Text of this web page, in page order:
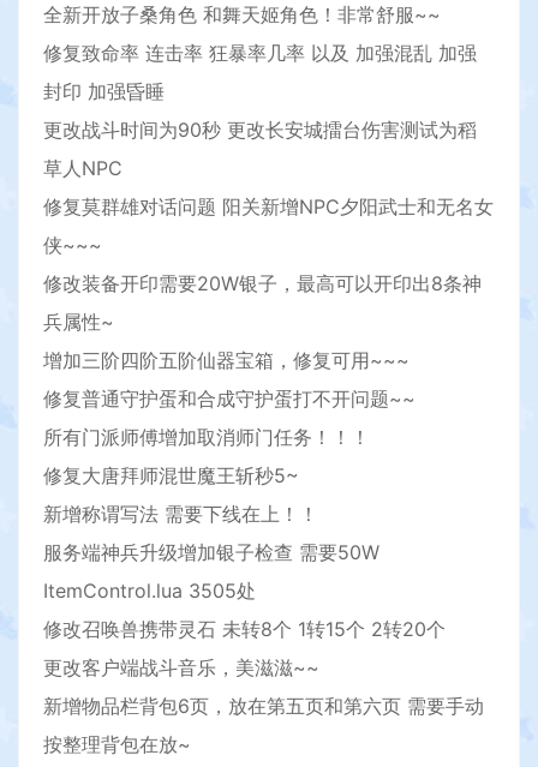
全新开放子桑角色 和舞天姬角色！非常舒服~~
修复致命率 连击率 狂暴率几率 以及 加强混乱 加强
封印 加强昏睡
更改战斗时间为90秒 更改长安城擂台伤害测试为稻
草人NPC
修复莫群雄对话问题 阳关新增NPC夕阳武士和无名女
侠~~~
修改装备开印需要20W银子，最高可以开印出8条神
兵属性~
增加三阶四阶五阶仙器宝箱，修复可用~~~
修复普通守护蛋和合成守护蛋打不开问题~~
所有门派师傅增加取消师门任务！！！
修复大唐拜师混世魔王斩秒5~
新增称谓写法 需要下线在上！！
服务端神兵升级增加银子检查 需要50W
ItemControl.lua 3505处
修改召唤兽携带灵石 未转8个 1转15个 2转20个
更改客户端战斗音乐，美滋滋~~
新增物品栏背包6页，放在第五页和第六页 需要手动
按整理背包在放~